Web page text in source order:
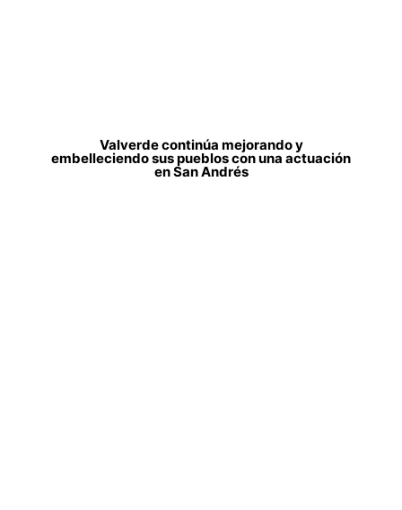
Valverde continúa mejorando y
embelleciendo sus pueblos con una actuación
en San Andrés